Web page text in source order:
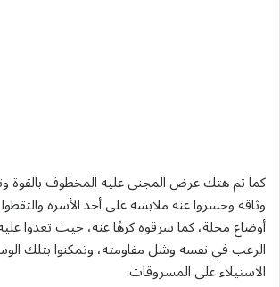
كما تم هتك عرض المجنى عليه المخطوف بالقوة
وثاقه وحسروا عنه ملابسه على أحد الأسرة
أوضاع مخلة، كما سرقوه كرهًا عنه، حيث تعدوا
الرعب في نفسه وشل مقاومته، وتمكنوا بتلك
الاستيلاء على المسروقات.